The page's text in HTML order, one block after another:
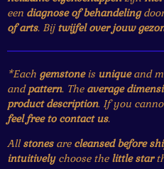
een diagnose of behandeling
of arts. Bijtwijfel over jouw
*Each gemstoneis uniqueand
andpattern. The average
product description. If you
feel free to contact us.
Allstonesare cleansed before
intuitivelychoose the little star